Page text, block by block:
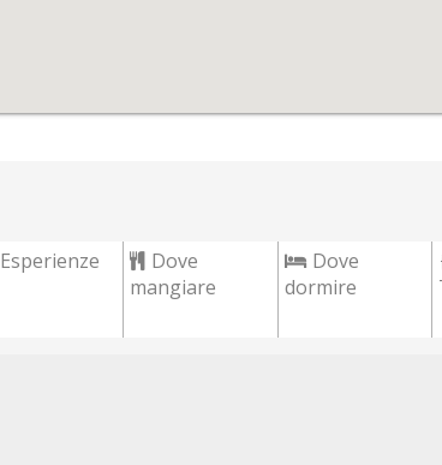
Esperienze
Dove
mangiare
Dove
dormire